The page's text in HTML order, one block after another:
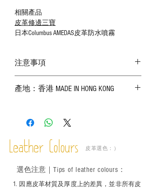
相關產品
皮革修邊三寶
日本Columbus AMEDAS皮革防水噴霧
注意事項
實物為準；
－ 植鞣皮革容易受環境、使用程度等產生
成後定期在皮面塗上皮革專用清潔劑及貂
鼠油等；
適合六歲以下兒童使用；六至十二歲兒童
必須由成年人陪同下使用並應小心處理。
產地：香港 MADE IN HONG KONG
Leather Colours 皮革選色：）
1. ​ 因應皮革材質及厚度上的差異，並非所有皮
選色注意｜ Tips of leather colours ：